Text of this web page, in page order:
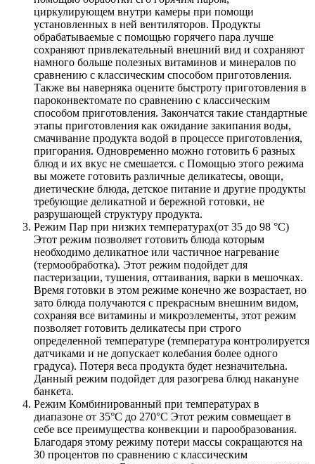
циркулирующем внутри камеры при помощи
установленных в ней вентиляторов. Продукты
обрабатываемые с помощью горячего пара лучше
сохраняют привлекательный внешний вид и сохраняют
намного больше полезных витаминов и минералов по
сравнению с классическим способом приготовления.
Также вы наверняка оцените быстроту приготовления в
пароконвектомате по сравнению с классическим
способом приготовления. Закончатся такие стандартные
этапы приготовления как ожидание закипания воды,
смачивание продукта водой в процессе приготовления,
пригорания. Одновременно можно готовить 6 разных
блюд и их вкус не смешается. с Помощью этого режима
вы можете готовить различные деликатесы, овощи,
диетические блюда, детское питание и другие продукты
требующие деликатной и бережной готовки, не
разрушающей структуру продукта.
Режим Пар при низких температурах(от 35 до 98 °С)
Этот режим позволяет готовить блюда которым
необходимо деликатное или частичное нагревание
(термообработка). Этот режим подойдет для
пастеризации, тушения, оттаивания, варки в мешочках.
Время готовки в этом режиме конечно же возрастает, но
зато блюда получаются с прекрасным внешним видом,
сохраняя все витамины и микроэлементы, этот режим
позволяет готовить деликатесы при строго
определенной температуре (температура контролируется
датчиками и не допускает колебания более одного
градуса). Потеря веса продукта будет незначительна.
Данный режим подойдет для разогрева блюд накануне
банкета.
Режим Комбинированный при температурах в
диапазоне от 35°С до 270°С Этот режим совмещает в
себе все преимущества конвекции и парообразования.
Благодаря этому режиму потери массы сокращаются на
30 процентов по сравнению с классическим